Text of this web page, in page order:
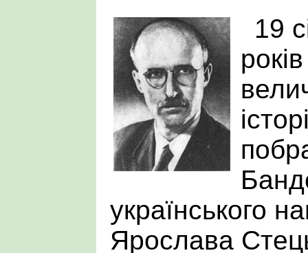
19
українського
Ярослава